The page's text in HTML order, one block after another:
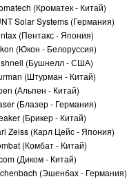
(Кроматек - Китай)
Solar Systems (Германия)
(Пентакс - Япония)
(Юкон - Белоруссия)
(Бушнелл - США)
(Штурман - Китай)
(Альпен - Китай)
(Блазер - Германия)
(Брикер - Китай)
Zeiss (Карл Цейс - Япония)
(Комбат - Китай)
(Диком - Китай)
(Эшенбах - Германия)